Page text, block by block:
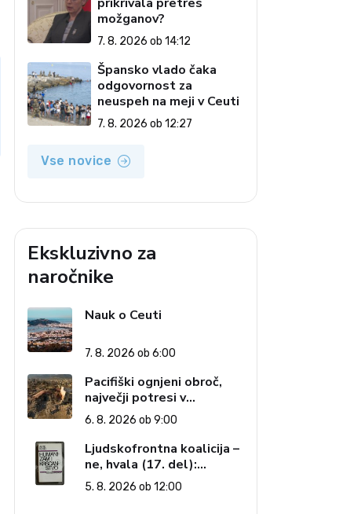
možganov?
7. 8. 2026 ob 14:12
Špansko vlado čaka
odgovornost za
neuspeh na meji v Ceuti
7. 8. 2026 ob 12:27
Vse novice
Ekskluzivno za
naročnike
Nauk o Ceuti
7. 8. 2026 ob 6:00
Pacifiški ognjeni obroč,
največji potresi v
zgodovini in cena pozabe
6. 8. 2026 ob 9:00
Ljudskofrontna koalicija –
ne, hvala (17. del):
Priprave na sestop z
oblasti – dvorska
5. 8. 2026 ob 12:00